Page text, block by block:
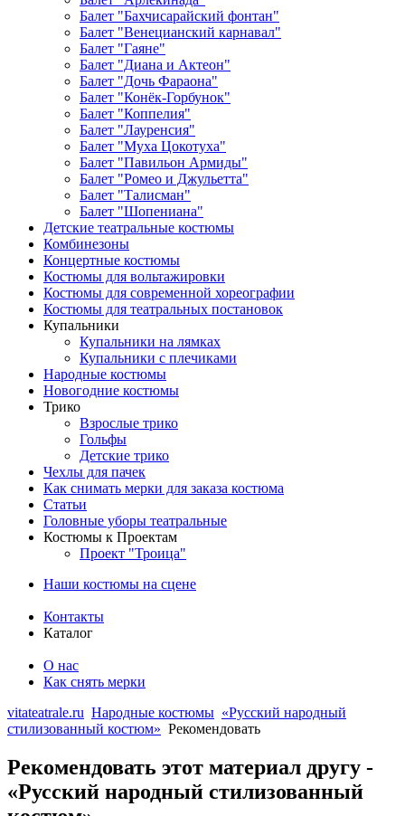
Балет "Бахчисарайский фонтан"
Балет "Венецианский карнавал"
Балет "Гаяне"
Балет "Диана и Актеон"
Балет "Дочь Фараона"
Балет "Конёк-Горбунок"
Балет "Коппелия"
Балет "Лауренсия"
Балет "Муха Цокотуха"
Балет "Павильон Армиды"
Балет "Ромео и Джульетта"
Балет "Талисман"
Балет "Шопениана"
Детские театральные костюмы
Комбинезоны
Концертные костюмы
Костюмы для вольтажировки
Костюмы для современной хореографии
Костюмы для театральных постановок
Купальники
Купальники на лямках
Купальники с плечиками
Народные костюмы
Новогодние костюмы
Трико
Взрослые трико
Гольфы
Детские трико
Чехлы для пачек
Как снимать мерки для заказа костюма
Статьи
Головные уборы театральные
Костюмы к Проектам
Проект "Троица"
Наши костюмы на сцене
Контакты
Каталог
О нас
Как снять мерки
vitateatrale.ru Народные костюмы «Русский народный
стилизованный костюм» Рекомендовать
Рекомендовать этот материал другу -
«Русский народный стилизованный